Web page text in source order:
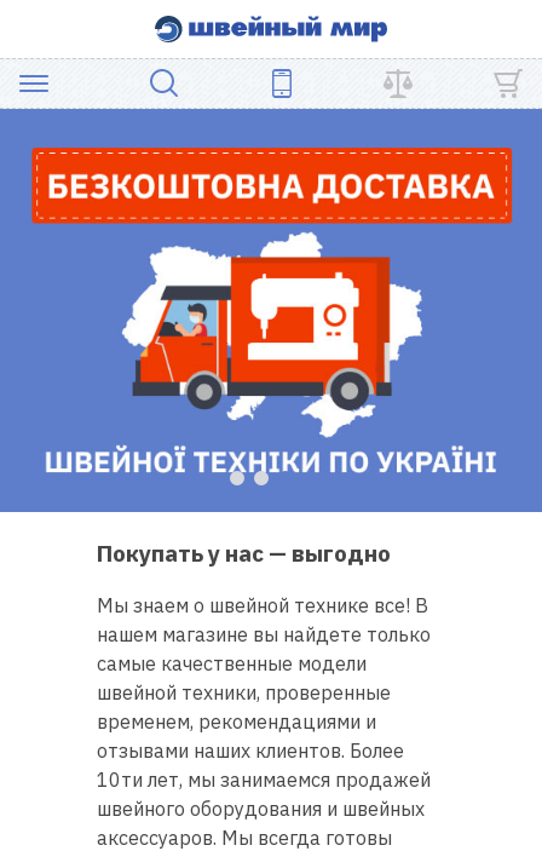
ШВЕЙНОЕ
ОБОРУДОВАНИЕ
ШВЕЙНЫЕ
АКСЕССУАРЫ
Доставка
и оплата
Гарантия
Ремонт
швейной
техники
Покупать у нас — выгодно
Мы знаем о швейной технике все! В
нашем магазине вы найдете только
самые качественные модели
швейной техники, проверенные
временем, рекомендациями и
отзывами наших клиентов. Более
10ти лет, мы занимаемся продажей
швейного оборудования и швейных
аксессуаров. Мы всегда готовы